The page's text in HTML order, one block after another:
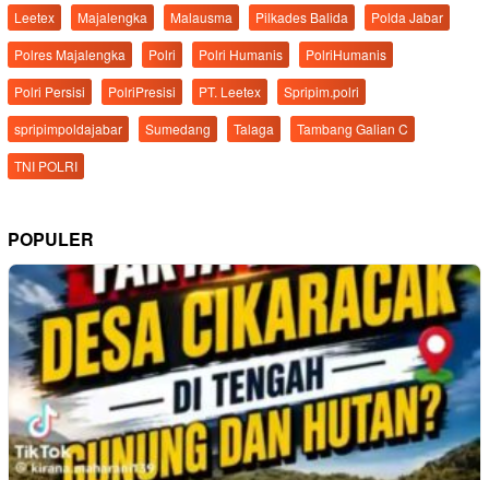
Leetex
Majalengka Malausma Pilkades Balida
Polda Jabar
Polres Majalengka
Polri Polri Humanis
PolriHumanis
Polri Persisi
PolriPresisi PT. Leetex
Spripim.polri
spripimpoldajabar
Sumedang Talaga
Tambang Galian C
TNI POLRI
POPULER